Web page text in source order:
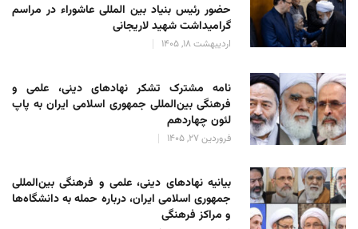
حضور رئیس بنیاد بین المللی عاشوراء در مراسم
گرامیداشت شهید لاریجانی
اردیبهشت 18, 1405
نامه مشترک تشکر نهادهای دینی، علمی و
فرهنگی بین‌المللی جمهوری اسلامی ایران به پاپ
لئون چهاردهم
فروردین 27, 1405
بیانیه نهادهای دینی، علمی و فرهنگی بین‌المللی
جمهوری اسلامی ایران، درباره حمله به دانشگاه‌ها
و مراکز فرهنگی